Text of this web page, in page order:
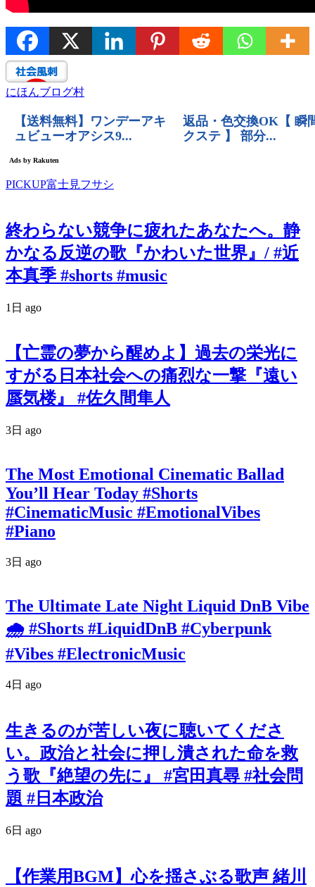
にほんブログ村
PICKUP富士見フサシ
終わらない競争に疲れたあなたへ。静
かなる反逆の歌『かわいた世界』/ #近
本真季 #shorts #music
1日 ago
【亡霊の夢から醒めよ】過去の栄光に
すがる日本社会への痛烈な一撃『遠い
蜃気楼』 #佐久間隼人
3日 ago
The Most Emotional Cinematic Ballad
You’ll Hear Today #Shorts
#CinematicMusic #EmotionalVibes
#Piano
3日 ago
The Ultimate Late Night Liquid DnB Vibe
🌧️ #Shorts #LiquidDnB #Cyberpunk
#Vibes #ElectronicMusic
4日 ago
生きるのが苦しい夜に聴いてくださ
い。政治と社会に押し潰された命を救
う歌『絶望の先に』 #宮田真尋 #社会問
題 #日本政治
6日 ago
【作業用BGM】心を揺さぶる歌声 緒川